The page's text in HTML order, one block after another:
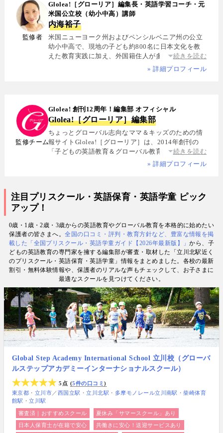
監修者
Glolea!［グローリア］編集長・英語学習コーチ・元
米国公立校（幼小中高）講師
内海裕子
米国ニューヨーク州およびペンシルベニア州の公立
幼小中高で、現地の子ども約800名に日本文化を教
えた教育実践に加え、外国籍住人が多数を占める多
国籍シェアハウスで約5年間生活し、リアルな多文化
スペイン語・中国語・日本語の4言語を駆使し、世界
中の女性や母親と対話・取材を継続. 親子留学、バイ
リンガル育児、おうち英語、子どもオンライン英会
話に関する実体験に基づく信頼性の高い情報を発信
している. 著書に『子育てツイッター入門』ほか、日
経、AERA、NewsPicksなどでの寄稿・監修実績多数
続きを読む
» 詳細プロフィール
監修チーム
Glolea! 創刊12周年！編集部 オフィシャル
Glolea!［グローリア］編集部
ちょっとグローバル志向なママ＆キッズのための情
報サイトGlolea!［グローリア］は、2014年創刊の
「子どもの英語教育＆グローバル教育」に特化した
専門メディア. 英語にはじめて触れるお子様から帰国
800名にグローバル教育を実践した英語学習コーチ.
で子育て中のワーキングママなど多様な専門家が多
数. 日経・AERA with kids・AERA・NewsPicks等の
情報提供・寄稿・監修実績も豊富な“世界と子どもの
未来をつなぐ情報ハブ”です。
続きを読む
» 詳細プロフィール
注目プリスクール・英語保育・英語学童 ピック
アップ！
0歳・1歳・2歳・3歳からの英語教育やグローバル教育を本格的に始めたい
保護者の皆さまへ。全国の口コミ・評判・教育方針など、豊富な情報を掲
載した「全国プリスクール・英語学童ガイド【2026年最新版】」から、子
どもの英語教育の専門家を擁する編集部が審査・取材した「立川北駅近く
のプリスクール・英語保育・英語学童」情報をまとめました。各校の最新
割引・無料体験情報や、保護者のリアルな声もチェックして、お子さまに
最適なスクールを見つけてください。
Global Step Academy International School 立川校（グローバ
ルステップアカデミーインターナショナルスクール）
5点
5件の口コミ
東京都
立川市 ／ 西国立駅 立川北駅 多摩モノレール立川南駅
柴崎体育
館駅
立川駅
審査済｜おすすめスクール
夏休み「サマースクール」あり
日本人保育士が在籍で安心
共働きに安心！送迎サービスあり